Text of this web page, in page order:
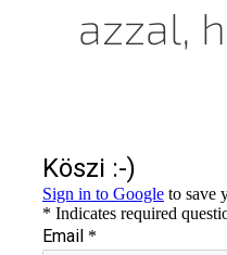
azzal,